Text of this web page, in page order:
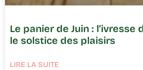
Le panier de Juin : l’ivresse
le solstice des plaisirs
LIRE LA SUITE